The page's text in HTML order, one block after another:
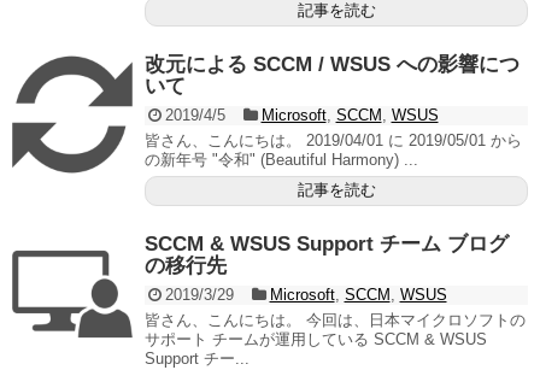
記事を読む
改元による SCCM / WSUS への影響につ
いて
2019/4/5 Microsoft, SCCM , WSUS
皆さん、こんにちは。 2019/04/01 に 2019/05/01 から
の新年号 "令和" (Beautiful Harmony) ...
記事を読む
SCCM & WSUS Support チーム ブログ
の移行先
2019/3/29 Microsoft, SCCM , WSUS
皆さん、こんにちは。 今回は、日本マイクロソフトの
サポート チームが運用している SCCM & WSUS
Support チー...